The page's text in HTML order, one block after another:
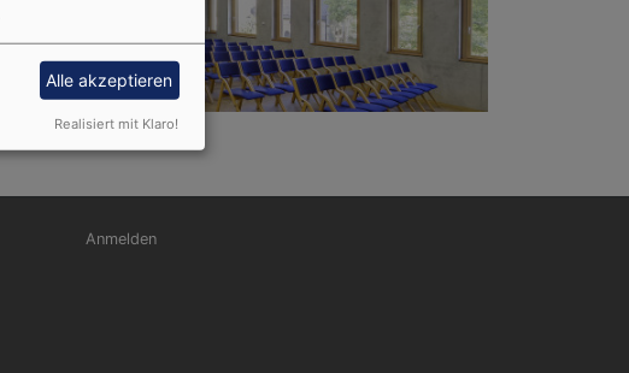
Benutzermenü
Anmelden
Alle akzeptieren
Realisiert mit Klaro!